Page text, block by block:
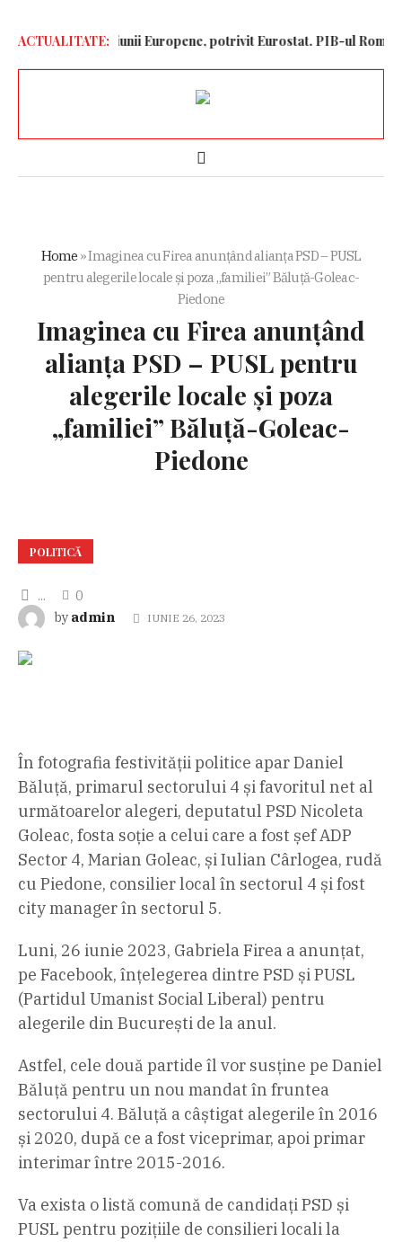
ACTUALITATE:
economia Uniunii Europene, potrivit Eurostat. PIB-ul României
Home »Imaginea cu Firea anunțând alianța PSD – PUSL
pentru alegerile locale și poza „familiei” Băluță-Goleac-
Piedone
Imaginea cu Firea anunțând
alianța PSD – PUSL pentru
alegerile locale și poza
„familiei” Băluță-Goleac-
Piedone
POLITICĂ
...
0
by admin IUNIE 26, 2023
În fotografia festivității politice apar Daniel
Băluță, primarul sectorului 4 și favoritul net al
următoarelor alegeri, deputatul PSD Nicoleta
Goleac, fosta soție a celui care a fost șef ADP
Sector 4, Marian Goleac, și Iulian Cârlogea, rudă
cu Piedone, consilier local în sectorul 4 și fost
city manager în sectorul 5.
Luni, 26 iunie 2023, Gabriela Firea a anunțat,
pe Facebook, înțelegerea dintre PSD și PUSL
(Partidul Umanist Social Liberal) pentru
alegerile din București de la anul.
Astfel, cele două partide îl vor susține pe Daniel
Băluță pentru un nou mandat în fruntea
sectorului 4. Băluță a câștigat alegerile în 2016
și 2020, după ce a fost viceprimar, apoi primar
interimar între 2015-2016.
Va exista o listă comună de candidați PSD și
PUSL pentru pozițiile de consilieri locali la